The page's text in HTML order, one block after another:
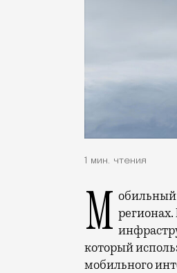
1 мин. чтения
Мобильный оператор Т2 завершил работы по увеличению скорости интернета в регионах.
который
мобильного